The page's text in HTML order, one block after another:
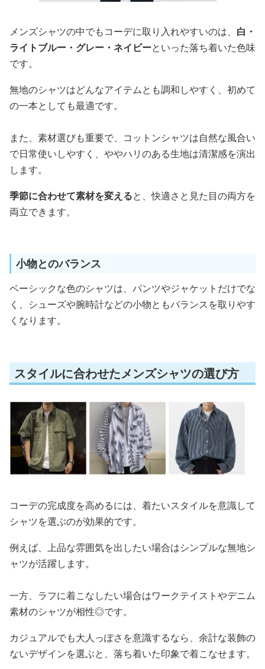
メンズシャツの中でもコーデに取り入れやすいのは、 白・
ライトブルー・グレー・ネイビーといった落ち着いた色味
です。
無地のシャツはどんなアイテムとも調和しやすく、初めて
の一本としても最適です。
また、素材選びも重要で、コットンシャツは自然な風合い
で日常使いしやすく、ややハリのある生地は清潔感を演出
します。
季節に合わせて素材を変えると、快適さと見た目の両方を
両立できます。
小物とのバランス
ベーシックな色のシャツは、パンツやジャケットだけでな
く、シューズや腕時計などの小物ともバランスを取りやす
くなります。
スタイルに合わせたメンズシャツの選び方
コーデの完成度を高めるには、着たいスタイルを意識して
シャツを選ぶのが効果的です。
例えば、上品な雰囲気を出したい場合はシンプルな無地シ
ャツが活躍します。
一方、ラフに着こなしたい場合はワークテイストやデニム
素材のシャツが相性◎です。
カジュアルでも大人っぽさを意識するなら、余計な装飾の
ないデザインを選ぶと、落ち着いた印象で着こなせます。